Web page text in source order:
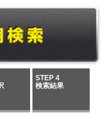
STEP 4
検索結果